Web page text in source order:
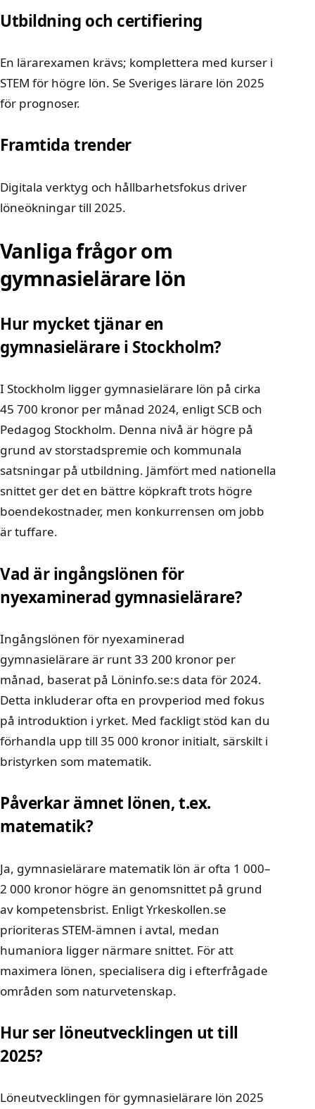
Utbildning och certifiering
En lärarexamen krävs; komplettera med kurser i
STEM för högre lön. Se Sveriges lärare lön 2025
för prognoser.
Framtida trender
Digitala verktyg och hållbarhetsfokus driver
löneökningar till 2025.
Vanliga frågor om
gymnasielärare lön
Hur mycket tjänar en
gymnasielärare i Stockholm?
I Stockholm ligger gymnasielärare lön på cirka
45 700 kronor per månad 2024, enligt SCB och
Pedagog Stockholm. Denna nivå är högre på
grund av storstadspremie och kommunala
satsningar på utbildning. Jämfört med nationella
snittet ger det en bättre köpkraft trots högre
boendekostnader, men konkurrensen om jobb
är tuffare.
Vad är ingångslönen för
nyexaminerad gymnasielärare?
Ingångslönen för nyexaminerad
gymnasielärare är runt 33 200 kronor per
månad, baserat på Löninfo.se:s data för 2024.
Detta inkluderar ofta en provperiod med fokus
på introduktion i yrket. Med fackligt stöd kan du
förhandla upp till 35 000 kronor initialt, särskilt i
bristyrken som matematik.
Påverkar ämnet lönen, t.ex.
matematik?
Ja, gymnasielärare matematik lön är ofta 1 000–
2 000 kronor högre än genomsnittet på grund
av kompetensbrist. Enligt Yrkeskollen.se
prioriteras STEM-ämnen i avtal, medan
humaniora ligger närmare snittet. För att
maximera lönen, specialisera dig i efterfrågade
områden som naturvetenskap.
Hur ser löneutvecklingen ut till
2025?
Löneutvecklingen för gymnasielärare lön 2025